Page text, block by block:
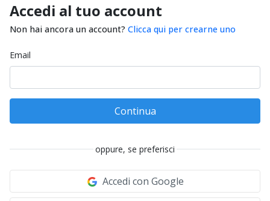
Accedi al tuo account
Non hai ancora un account? Clicca qui per crearne uno
Email
Continua
oppure, se preferisci
Accedi con Google